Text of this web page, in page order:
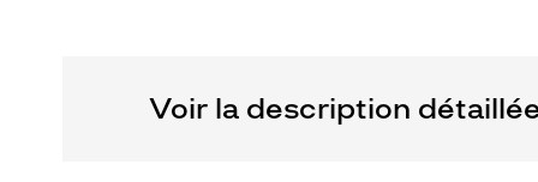
Voir la description